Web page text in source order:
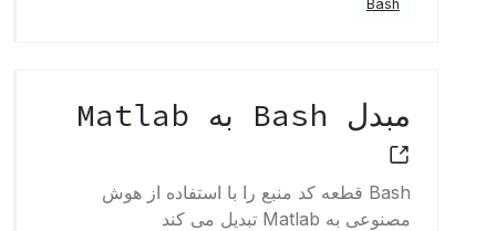
Bash
مبدل Bash به Matlab
Bash قطعه کد منبع را با استفاده از هوش
مصنوعی به Matlab تبدیل می کند